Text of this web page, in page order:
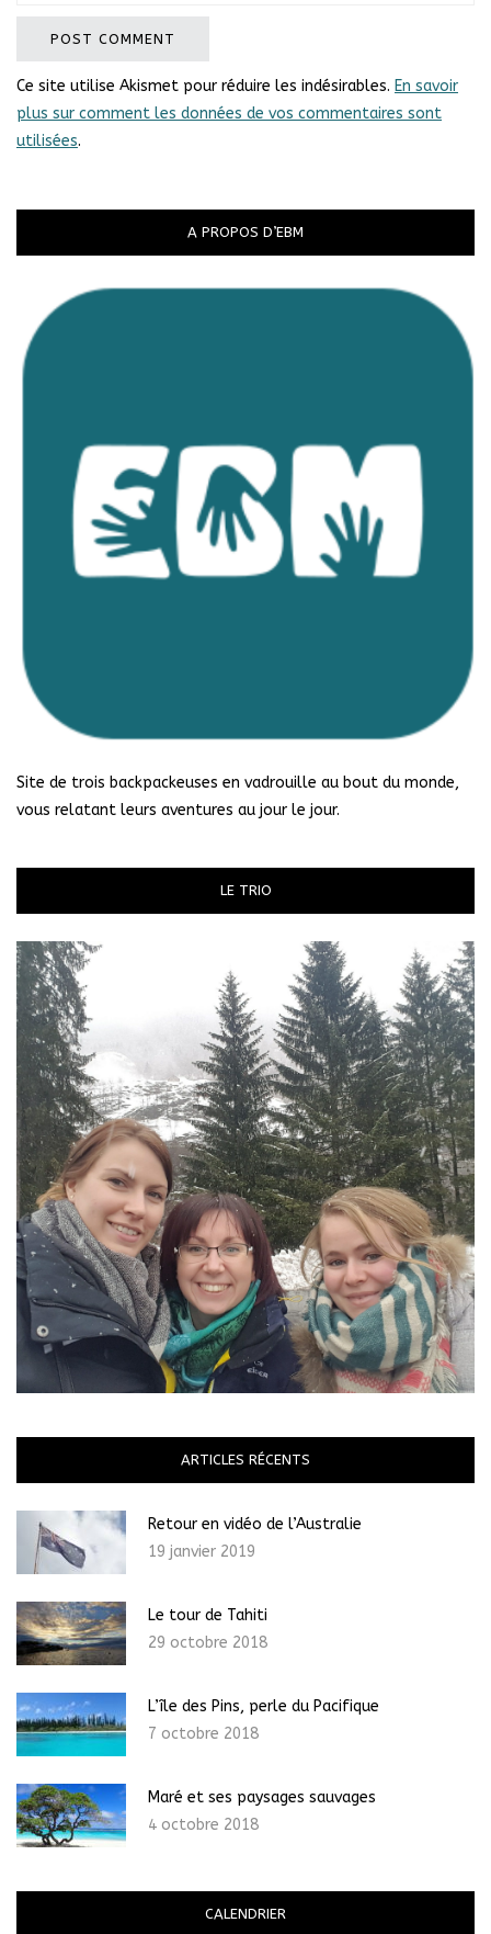
Ce site utilise Akismet pour réduire les indésirables. En savoir
plus sur comment les données de vos commentaires sont
utilisées.
A PROPOS D’EBM
Site de trois backpackeuses en vadrouille au bout du monde,
vous relatant leurs aventures au jour le jour.
LE TRIO
ARTICLES RÉCENTS
Retour en vidéo de l’Australie
19 janvier 2019
Le tour de Tahiti
29 octobre 2018
L’île des Pins, perle du Pacifique
7 octobre 2018
Maré et ses paysages sauvages
4 octobre 2018
CALENDRIER